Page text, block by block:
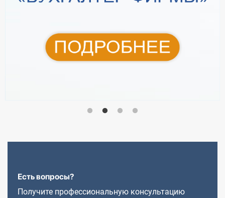
Есть вопросы?
Получите профессиональную консультацию